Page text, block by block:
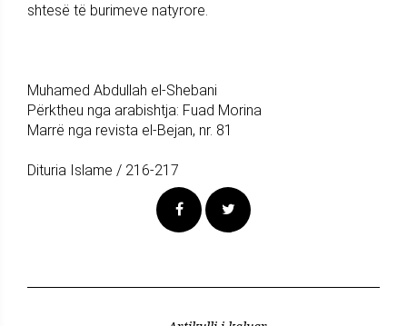
shtesë të burimeve natyrore.
Muhamed Abdullah el-Shebani
Përktheu nga arabishtja: Fuad Morina
Marrë nga revista el-Bejan, nr. 81
Dituria Islame / 216-217